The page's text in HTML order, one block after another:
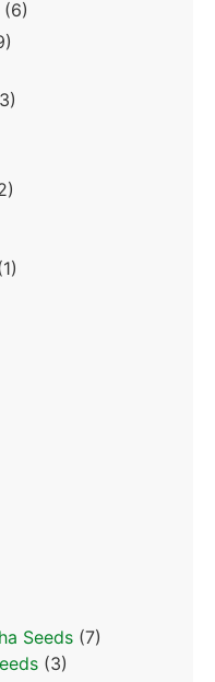
(6)
Seeds (7)
(3)